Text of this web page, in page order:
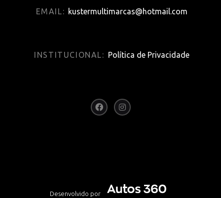
EMAIL: kustermultimarcas@hotmail.com
INSTITUCIONAL: Política de Privacidade
Desenvolvido por